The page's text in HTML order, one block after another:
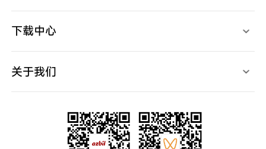
记录仪
视频中心
下载中心
产品规格书
产品软件
产品CAD
关于我们
宣传视频